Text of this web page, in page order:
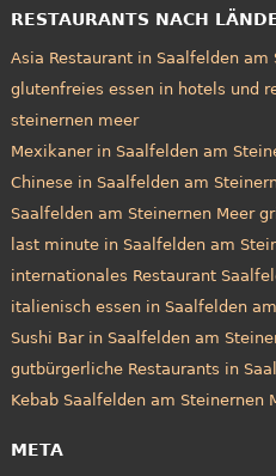
RESTAURANTS NACH
Asia Restaurant in Saalfelden am
glutenfreies essen in hotels und
steinernen meer
Mexikaner in Saalfelden am
Chinese in Saalfelden am
Saalfelden am Steinernen Meer
last minute in Saalfelden am
internationales Restaurant
italienisch essen in Saalfelden
Sushi Bar in Saalfelden am
gutbürgerliche Restaurants in
Kebab Saalfelden am Steinernen
META